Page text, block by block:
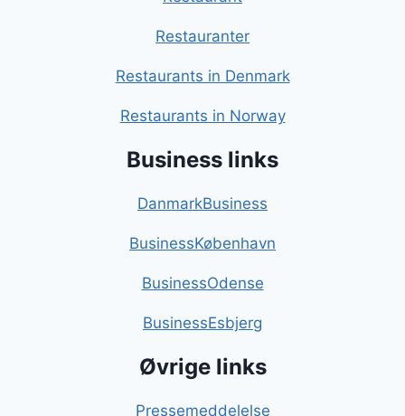
Restauranter
Restaurants in Denmark
Restaurants in Norway
Business links
DanmarkBusiness
BusinessKøbenhavn
BusinessOdense
BusinessEsbjerg
Øvrige links
Pressemeddelelse